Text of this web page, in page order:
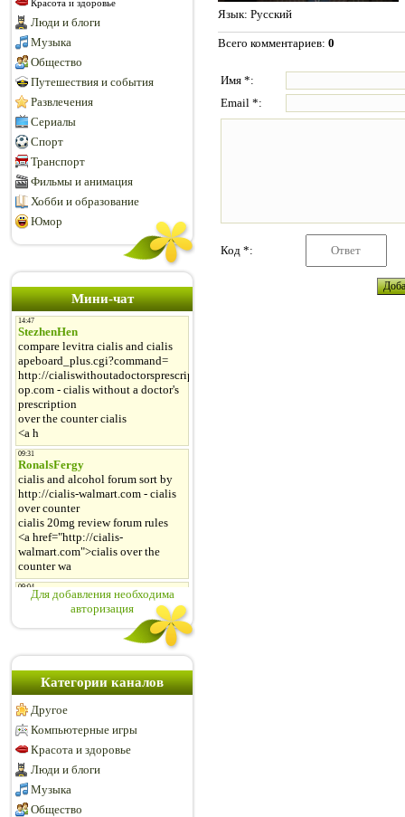
Красота и здоровье
Люди и блоги
Музыка
Общество
Путешествия и события
Развлечения
Сериалы
Спорт
Транспорт
Фильмы и анимация
Хобби и образование
Юмор
Мини-чат
Для добавления необходима
авторизация
Категории каналов
Другое
Компьютерные игры
Красота и здоровье
Люди и блоги
Музыка
Общество
Язык: Русский
Всего комментариев: 0
Имя *:
Email *:
Код *: